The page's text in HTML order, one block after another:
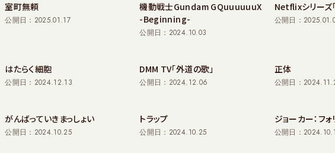
室町無頼
公開日：2025.01.17
機動戦士Gundam GQuuuuuuX
-Beginning-
公開日：2024.10.03
Netflixシリーズ
公開日：
はたらく細胞
公開日：2024.12.13
DMM TV「外道の歌」
公開日：2024.12.06
正体
公開日：
がんばっていきまっしょい
公開日：2024.10.25
トラップ
公開日：2024.10.25
ジョーカー：フォ
公開日：